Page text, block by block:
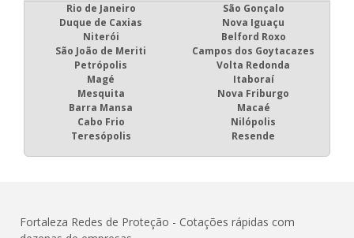
Rio de Janeiro
São Gonçalo
Duque de Caxias
Nova Iguaçu
Niterói
Belford Roxo
São João de Meriti
Campos dos Goytacazes
Petrópolis
Volta Redonda
Magé
Itaboraí
Mesquita
Nova Friburgo
Barra Mansa
Macaé
Cabo Frio
Nilópolis
Teresópolis
Resende
Fortaleza Redes de Proteção - Cotações rápidas com